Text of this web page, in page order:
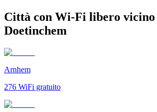
Città con Wi-Fi libero vicino
Doetinchem
Arnhem
276 WiFi gratuito